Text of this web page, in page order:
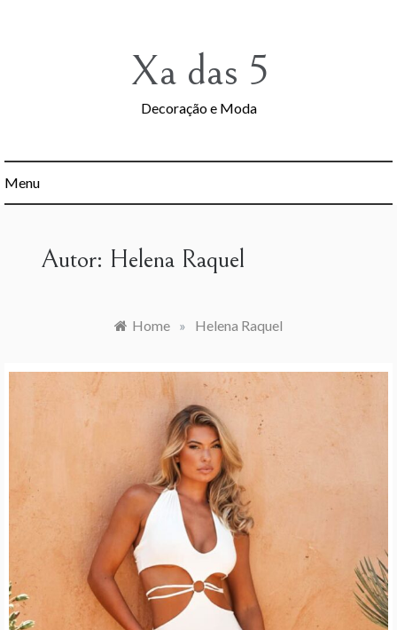
Xa das 5
Decoração e Moda
Menu
Autor: Helena Raquel
Home » Helena Raquel